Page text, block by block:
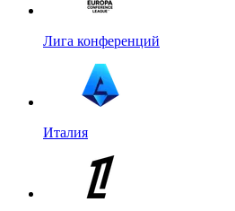
Лига конференций
Италия